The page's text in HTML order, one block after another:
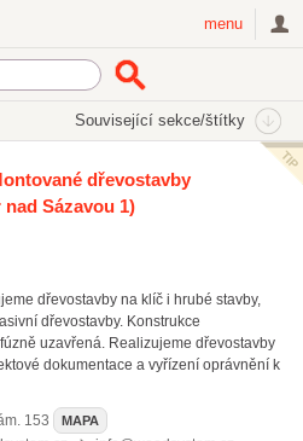
menu
Související sekce/štítky
dřevostavby
Sázavou 1)
dřevostavby na klíč i hrubé stavby,
dřevostavby. Konstrukce
uzavřená. Realizujeme dřevostavby
dokumentace a vyřízení oprávnění k
153 MAPA